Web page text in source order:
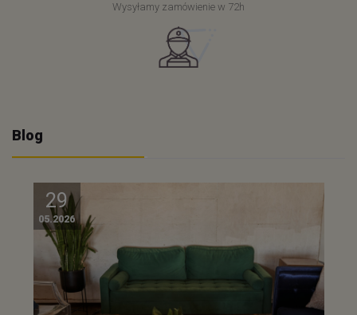
Wysyłamy zamówienie w 72h
Blog
29
05.2026